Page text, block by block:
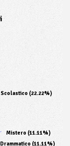
Scolastico (22.22%)
Mistero (11.11%)
Drammatico (11.11%)